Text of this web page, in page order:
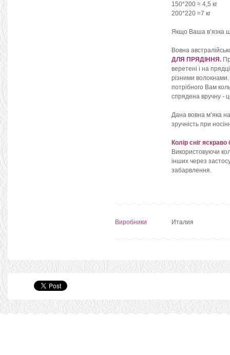
150*200 ≈ 4,5 кг
200*220 ≈7 кг
Якщо Ваша в’язка
Вовна
ДЛЯ ПРЯДІННЯ.
веретені і на
різними
потрібного Вам
спрядена вручну -
Дана вовна м’яка
зручність при
Колір сніг
Використовуючи
інших через
забарвлення.
Виробники Италия